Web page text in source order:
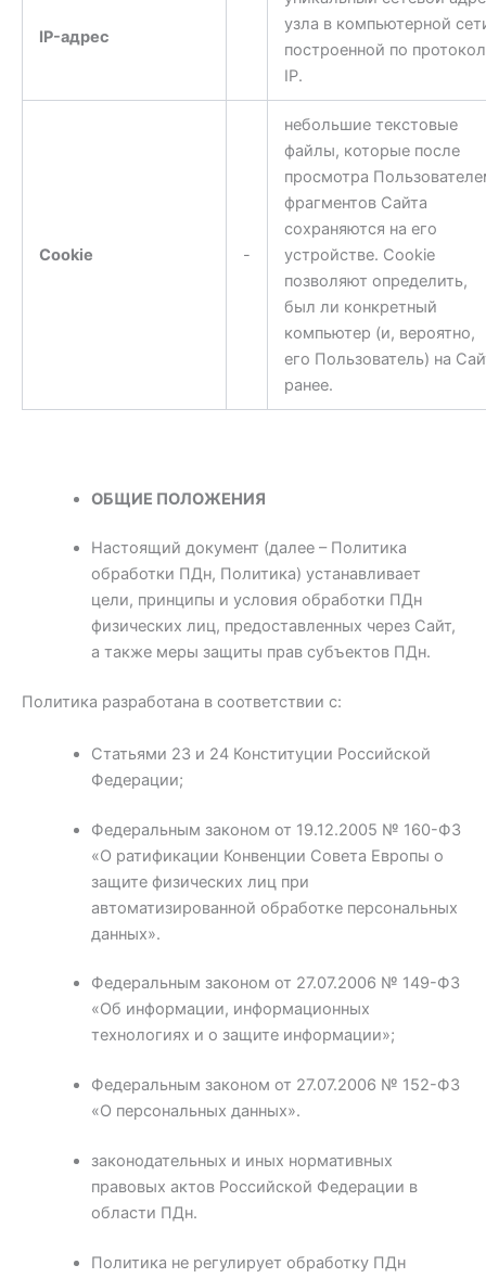
IP-адрес
узла в компьютерной
построенной по
IP.
Cookie -
небольшие текстовые
файлы, которые после
просмотра
фрагментов Сайта
сохраняются на его
устройстве. Cookie
позволяют определить,
был ли конкретный
компьютер (и, вероятно,
его Пользователь) на
ранее.
ОБЩИЕ ПОЛОЖЕНИЯ
Настоящий документ (далее – Политика
обработки ПДн, Политика) устанавливает
цели, принципы и условия обработки ПДн
физических лиц, предоставленных через Сайт,
а также меры защиты прав субъектов ПДн.
Политика разработана в соответствии с:
Статьями 23 и 24 Конституции Российской
Федерации;
Федеральным законом от 19.12.2005 № 160-ФЗ
«О ратификации Конвенции Совета Европы о
защите физических лиц при
автоматизированной обработке персональных
данных».
Федеральным законом от 27.07.2006 № 149-ФЗ
«Об информации, информационных
технологиях и о защите информации»;
Федеральным законом от 27.07.2006 № 152-ФЗ
«О персональных данных».
законодательных и иных нормативных
правовых актов Российской Федерации в
области ПДн.
Политика не регулирует обработку ПДн